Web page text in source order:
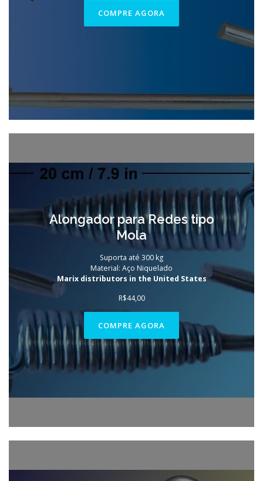
COMPRE AGORA
Alongador para Redes tipo
Mola
Suporta até 300 kg
Material: Aço Niquelado
Marix distributors in the United States
R$44,00
COMPRE AGORA